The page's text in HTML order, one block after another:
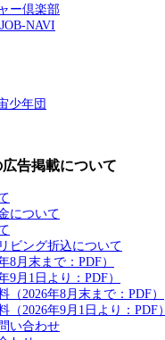
ー倶楽部
NAVI
少年団
告掲載について
について
ビング折込について
8月末まで：PDF）
9月1日より：PDF）
（2026年8月末まで：PDF）
（2026年9月1日より：PDF）
い合わせ